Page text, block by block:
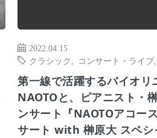
2022.04.15
クラシック
コンサート・ライブ
第一線で活躍するバイオリ
NAOTOと、ピアニスト・
ンサート『NAOTOアコー
サート with 榊原大 スペシ